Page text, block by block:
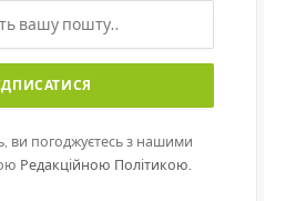
ви погоджуєтесь з нашими
Редакційною Політикою.